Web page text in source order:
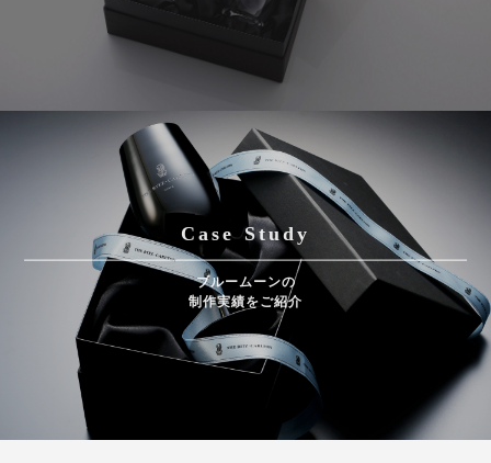
Case Study
ブルームーンの
制作実績をご紹介